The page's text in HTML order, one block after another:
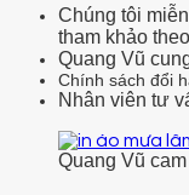
Chúng tôi
tham khảo
Quang Vũ
Chính sách đổi
Nhân viên tư
Quang Vũ